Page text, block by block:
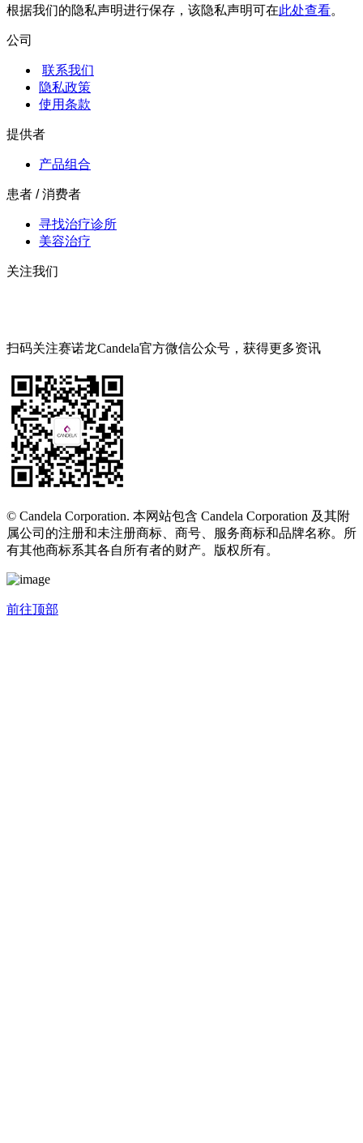
根据我们的隐私声明进行保存，该隐私声明可在此处查看。
公司
联系我们
隐私政策
使用条款
提供者
产品组合
患者 / 消费者
寻找治疗诊所
美容治疗
关注我们
扫码关注赛诺龙Candela官方微信公众号，获得更多资讯
© Candela Corporation. 本网站包含 Candela Corporation 及其附
属公司的注册和未注册商标、商号、服务商标和品牌名称。所
有其他商标系其各自所有者的财产。版权所有。
前往顶部